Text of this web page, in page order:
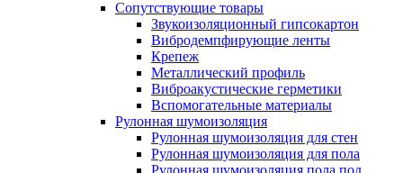
Сопутствующие товары
Звукоизоляционный гипсокартон
Вибродемпфирующие ленты
Крепеж
Металлический профиль
Виброакустические герметики
Вспомогательные материалы
Рулонная шумоизоляция
Рулонная шумоизоляция для стен
Рулонная шумоизоляция для пола